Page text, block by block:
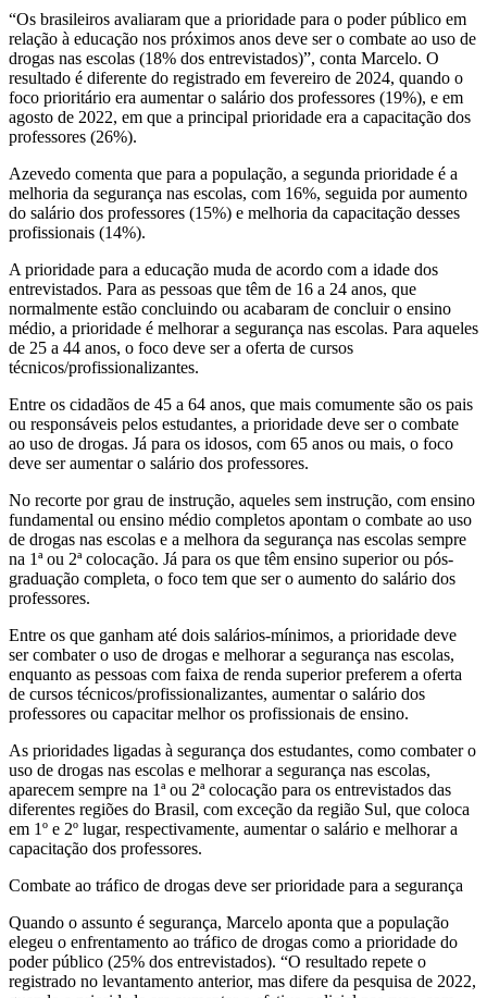
“Os brasileiros avaliaram que a prioridade para o poder público em
relação à educação nos próximos anos deve ser o combate ao uso de
drogas nas escolas (18% dos entrevistados)”, conta Marcelo. O
resultado é diferente do registrado em fevereiro de 2024, quando o
foco prioritário era aumentar o salário dos professores (19%), e em
agosto de 2022, em que a principal prioridade era a capacitação dos
professores (26%).
Azevedo comenta que para a população, a segunda prioridade é a
melhoria da segurança nas escolas, com 16%, seguida por aumento
do salário dos professores (15%) e melhoria da capacitação desses
profissionais (14%).
A prioridade para a educação muda de acordo com a idade dos
entrevistados. Para as pessoas que têm de 16 a 24 anos, que
normalmente estão concluindo ou acabaram de concluir o ensino
médio, a prioridade é melhorar a segurança nas escolas. Para aqueles
de 25 a 44 anos, o foco deve ser a oferta de cursos
técnicos/profissionalizantes.
Entre os cidadãos de 45 a 64 anos, que mais comumente são os pais
ou responsáveis pelos estudantes, a prioridade deve ser o combate
ao uso de drogas. Já para os idosos, com 65 anos ou mais, o foco
deve ser aumentar o salário dos professores.
No recorte por grau de instrução, aqueles sem instrução, com ensino
fundamental ou ensino médio completos apontam o combate ao uso
de drogas nas escolas e a melhora da segurança nas escolas sempre
na 1ª ou 2ª colocação. Já para os que têm ensino superior ou pós-
graduação completa, o foco tem que ser o aumento do salário dos
professores.
Entre os que ganham até dois salários-mínimos, a prioridade deve
ser combater o uso de drogas e melhorar a segurança nas escolas,
enquanto as pessoas com faixa de renda superior preferem a oferta
de cursos técnicos/profissionalizantes, aumentar o salário dos
professores ou capacitar melhor os profissionais de ensino.
As prioridades ligadas à segurança dos estudantes, como combater o
uso de drogas nas escolas e melhorar a segurança nas escolas,
aparecem sempre na 1ª ou 2ª colocação para os entrevistados das
diferentes regiões do Brasil, com exceção da região Sul, que coloca
em 1º e 2º lugar, respectivamente, aumentar o salário e melhorar a
capacitação dos professores.
Combate ao tráfico de drogas deve ser prioridade para a segurança
Quando o assunto é segurança, Marcelo aponta que a população
elegeu o enfrentamento ao tráfico de drogas como a prioridade do
poder público (25% dos entrevistados). “O resultado repete o
registrado no levantamento anterior, mas difere da pesquisa de 2022,